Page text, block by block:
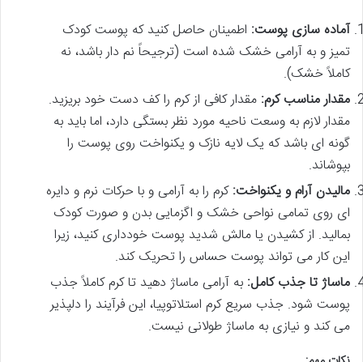
آماده سازی پوست: اطمینان حاصل کنید که پوست کودک
تمیز و به آرامی خشک شده است (ترجیحاً نم دار باشد، نه
کاملاً خشک).
مقدار مناسب کرم: مقدار کافی از کرم را کف دست خود بریزید.
مقدار لازم به وسعت ناحیه مورد نظر بستگی دارد، اما باید به
گونه ای باشد که یک لایه نازک و یکنواخت روی پوست را
بپوشاند.
مالیدن آرام و یکنواخت:کرم را به آرامی و با حرکات نرم و دایره
ای روی تمامی نواحی خشک و اگزمایی بدن و صورت کودک
بمالید. از کشیدن یا مالش شدید پوست خودداری کنید، زیرا
این کار می تواند پوست حساس را تحریک کند.
ماساژ تا جذب کامل: به آرامی ماساژ دهید تا کرم کاملاً جذب
پوست شود. جذب سریع کرم استلاتوپیا، این فرآیند را دلپذیر
می کند و نیازی به ماساژ طولانی نیست.